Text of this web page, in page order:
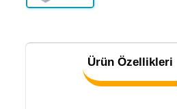
Ürün Özellikleri